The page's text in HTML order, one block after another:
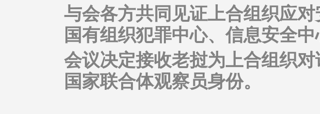
与会各方共同见证上合组织应
国有组织犯罪中心、信息安全中
会议决定接收老挝为上合组织
国家联合体观察员身份。